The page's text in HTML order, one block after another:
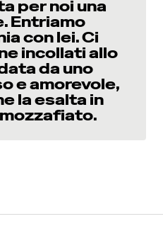
per noi una
Entriamo
con lei. Ci
incollati allo
da uno
e amorevole,
la esalta in